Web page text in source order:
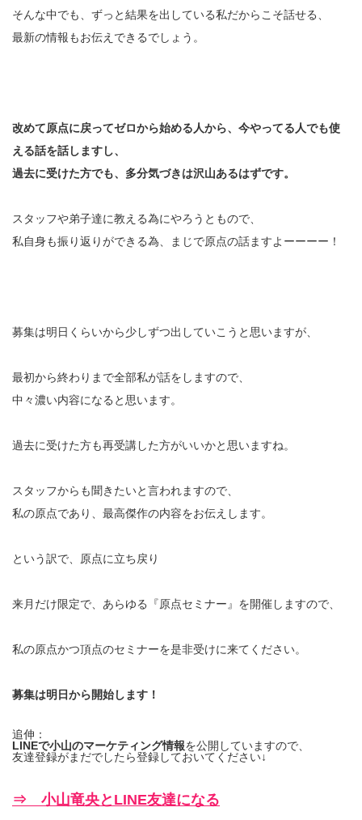
そんな中でも、ずっと結果を出している私だからこそ話せる、
最新の情報もお伝えできるでしょう。
改めて原点に戻ってゼロから始める人から、今やってる人でも使
える話を話しますし、
過去に受けた方でも、多分気づきは沢山あるはずです。
スタッフや弟子達に教える為にやろうともので、
私自身も振り返りができる為、まじで原点の話ますよーーーー！
募集は明日くらいから少しずつ出していこうと思いますが、
最初から終わりまで全部私が話をしますので、
中々濃い内容になると思います。
過去に受けた方も再受講した方がいいかと思いますね。
スタッフからも聞きたいと言われますので、
私の原点であり、最高傑作の内容をお伝えします。
という訳で、原点に立ち戻り
来月だけ限定で、あらゆる『原点セミナー』を開催しますので、
私の原点かつ頂点のセミナーを是非受けに来てください。
募集は明日から開始します！
追伸：
LINEで小山のマーケティング情報を公開していますので、
友達登録がまだでしたら登録しておいてください↓
⇒ 小山竜央とLINE友達になる